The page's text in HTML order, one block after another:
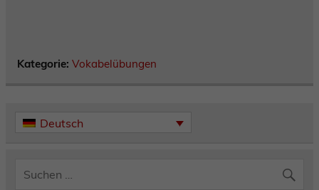
Kategorie: Vokabelübungen
Deutsch